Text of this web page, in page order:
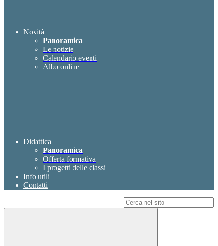
Novità
Panoramica
Le notizie
Calendario eventi
Albo online
Didattica
Panoramica
Offerta formativa
I progetti delle classi
Info utili
Contatti